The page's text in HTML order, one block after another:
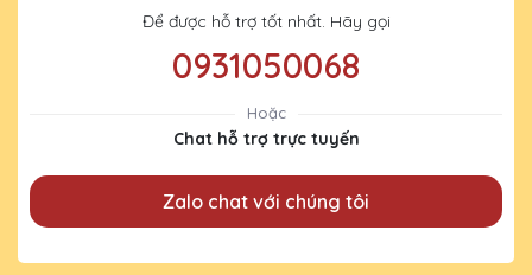
Để được hỗ trợ tốt nhất. Hãy gọi
0931050068
Hoặc
Chat hỗ trợ trực tuyến
Zalo chat với chúng tôi